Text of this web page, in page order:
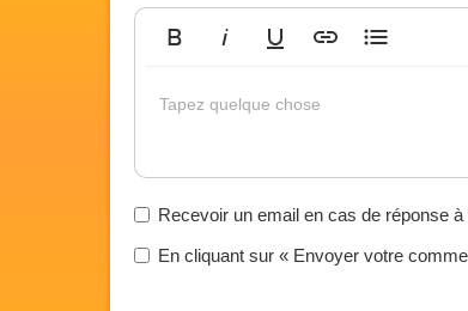
Tapez quelque chose
Recevoir un email en cas de réponse
En cliquant sur « Envoyer votre